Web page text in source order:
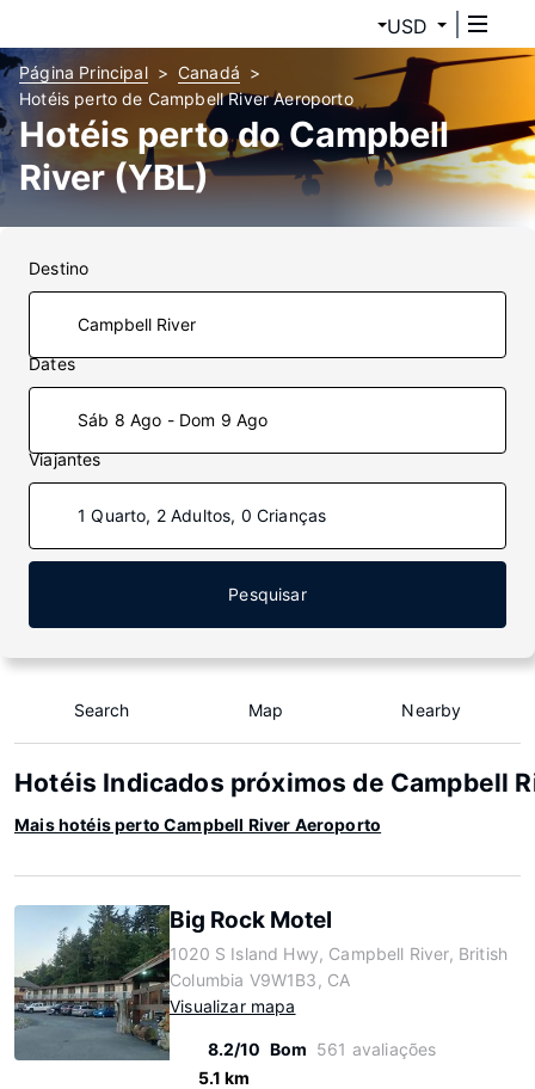
USD
Página Principal
Canadá
Hotéis perto de Campbell River Aeroporto
Hotéis perto do Campbell
River (YBL)
Destino
Dates
Sáb 8 Ago - Dom 9 Ago
Viajantes
1 Quarto, 2 Adultos, 0 Crianças
Pesquisar
Search Map Nearby
Hotéis Indicados próximos de Campbell
Mais hotéis perto Campbell River Aeroporto
Big Rock Motel
1020 S Island Hwy, Campbell River, British
Columbia V9W1B3, CA
Visualizar mapa
8.2/10 Bom 561 avaliações
5.1 km